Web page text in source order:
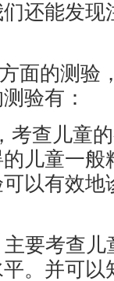
还能发现
面的测验
验有：
考查儿童
儿童一般
以有效地
主要考查
。并可以